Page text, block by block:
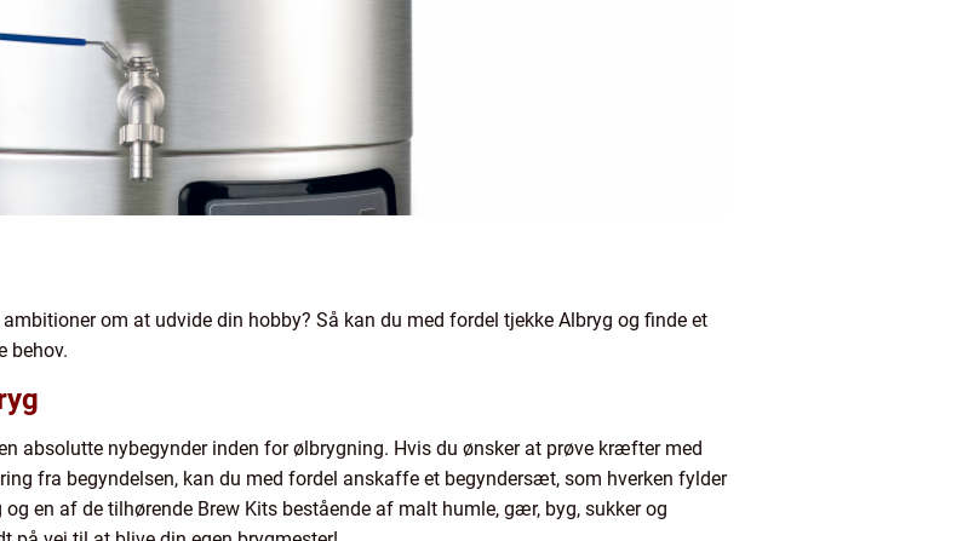
om at udvide din hobby? Så kan du med fordel tjekke Albryg og finde et
behov.
absolutte nybegynder inden for ølbrygning. Hvis du ønsker at prøve kræfter med
fra begyndelsen, kan du med fordel anskaffe et begyndersæt, som hverken fylder
en af de tilhørende Brew Kits bestående af malt humle, gær, byg, sukker og